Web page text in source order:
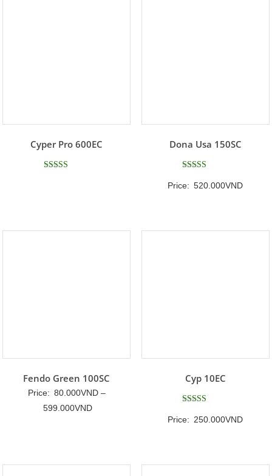
Cyper Pro 600EC Dona Usa 150SC
hạng
Price: 520.000VND
Fendo Green 100SC
Price: 80.000VND –
599.000VNDKhoảng
đến
Cyp 10EC
hạng
Price: 250.000VND